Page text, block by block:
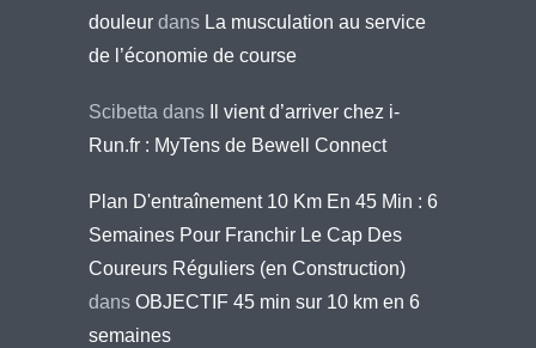
douleur dans La musculation au service
de l’économie de course
Scibetta dans
Il vient d’arriver chez i-
Run.fr : MyTens de Bewell Connect
Plan D'entraînement 10 Km En 45 Min : 6
Semaines Pour Franchir Le Cap Des
Coureurs Réguliers (en Construction)
dans OBJECTIF 45 min sur 10 km en 6
semaines